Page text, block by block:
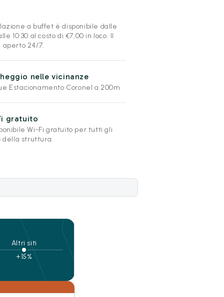
a buffet è disponibile dalle
10:30 al costo di €7,00 in loco. Il
aperto 24/7.
nelle vicinanze
Estacionamento Coronel a 200m
gratuito
Wi-Fi gratuito per tutti gli
della struttura.
Altri siti
+15%